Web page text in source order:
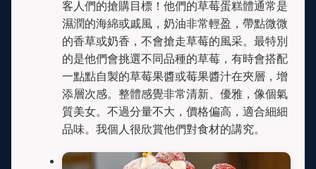
客人們的搶購目標！他們的草莓蛋糕體通常是
濕潤的海綿或戚風，奶油非常輕盈，帶點微微
的香草或奶香，不會搶走草莓的風采。最特別
的是他們會挑選不同品種的草莓，有時會搭配
一點點自製的草莓果醬或莓果醬汁在夾層，增
添層次感。整體感覺非常清新、優雅，像個氣
質美女。不過分量不大，價格偏高，適合細細
品味。我個人很欣賞他們對食材的講究。